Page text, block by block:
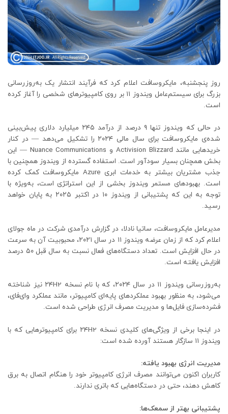
روز پنجشنبه، مایکروسافت اعلام کرد که فرآیند انتشار یک به‌روزرسانی
بزرگ برای سیستم‌عامل ویندوز ۱۱ بر روی کامپیوترهای شخصی را آغاز کرده
است.
در حالی که ویندوز تنها ۹ درصد از درآمد ۲۴۵ میلیارد دلاری پیش‌بینی
شده‌ی مایکروسافت برای سال مالی ۲۰۲۴ را تشکیل می‌دهد — در کنار
خریدهایی مانند Activision Blizzard و Nuance Communications — این
بخش همچنان بسیار سودآور است. استفاده گسترده از ویندوز همچنین با
جذب مشتریان بیشتر به خدمات ابری Azure مایکروسافت کمک کرده
است. بهبودهای مستمر ویندوز بخشی از این استراتژی است، به‌ویژه با
توجه به این که پشتیبانی از ویندوز ۱۰ در اکتبر ۲۰۲۵ به پایان خواهد
رسید.
مدیرعامل مایکروسافت، ساتیا نادلا، در گزارش درآمدی شرکت در ماه جولای
اعلام کرد که از زمان عرضه ویندوز ۱۱ در سال ۲۰۲۱، محبوبیت آن به سرعت
در حال افزایش است. تعداد دستگاه‌های فعال نسبت به سال قبل ۵۰ درصد
افزایش یافته است.
به‌روزرسانی ویندوز ۱۱ در سال ۲۰۲۴، که با نام نسخه ۲۴H2 نیز شناخته
می‌شود، به منظور بهبود عملکردهای پایه‌ای کامپیوتر، مانند عملکرد وای‌فای،
فشرده‌سازی فایل‌ها و مدیریت مصرف انرژی طراحی شده است.
در اینجا برخی از ویژگی‌های کلیدی نسخه ۲۴H2 برای کامپیوترهایی که با
ویندوز ۱۱ سازگار هستند آورده شده است:
مدیریت انرژی بهبود یافته:
کاربران اکنون می‌توانند مصرف انرژی کامپیوتر خود را هنگام اتصال به برق
کاهش دهند، حتی در دستگاه‌هایی که باتری ندارند.
پشتیبانی بهتر از سمعک‌ها: